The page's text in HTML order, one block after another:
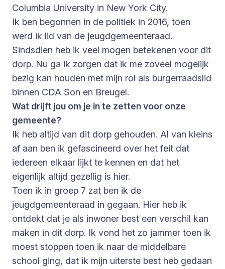
Columbia University in New York City.
Ik ben begonnen in de politiek in 2016, toen
werd ik lid van de jeugdgemeenteraad.
Sindsdien heb ik veel mogen betekenen voor dit
dorp. Nu ga ik zorgen dat ik me zoveel mogelijk
bezig kan houden met mijn rol als burgerraadslid
binnen CDA Son en Breugel.
Wat drijft jou om je in te zetten voor onze
gemeente?
Ik heb altijd van dit dorp gehouden. Al van kleins
af aan ben ik gefascineerd over het feit dat
iedereen elkaar lijkt te kennen en dat het
eigenlijk altijd gezellig is hier.
Toen ik in groep 7 zat ben ik de
jeugdgemeenteraad in gegaan. Hier heb ik
ontdekt dat je als inwoner best een verschil kan
maken in dit dorp. Ik vond het zo jammer toen ik
moest stoppen toen ik naar de middelbare
school ging, dat ik mijn uiterste best heb gedaan